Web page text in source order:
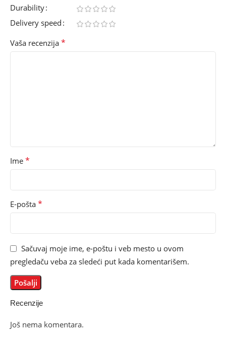
Recenzije
Još nema komentara.
Durability
Delivery speed
Vaša recenzija *
Ime *
E-pošta *
Sačuvaj moje ime, e-poštu i veb mesto u ovom
pregledaču veba za sledeći put kada komentarišem.